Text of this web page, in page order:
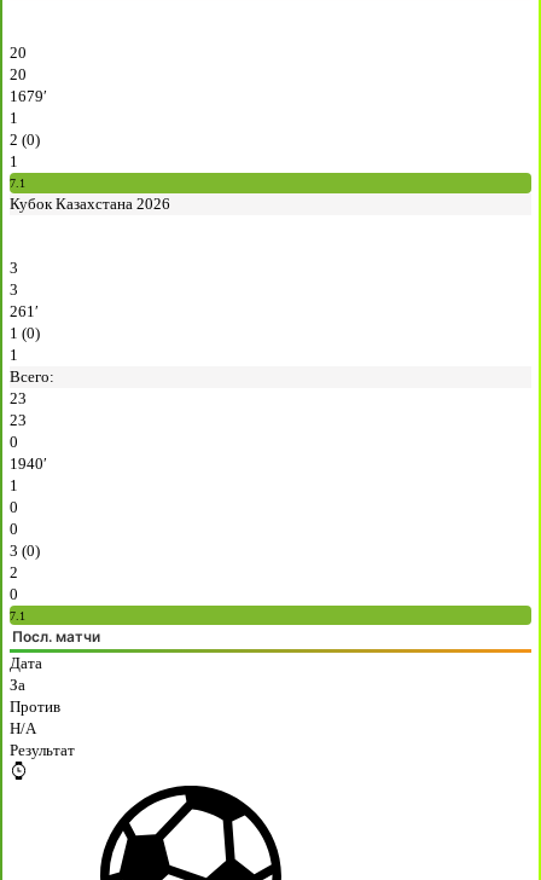
20
20
1679′
1
2 (0)
1
7.1
Кубок Казахстана 2026
3
3
261′
1 (0)
1
Всего:
23
23
0
1940′
1
0
0
3 (0)
2
0
7.1
Посл. матчи
Дата
За
Против
H/A
Результат